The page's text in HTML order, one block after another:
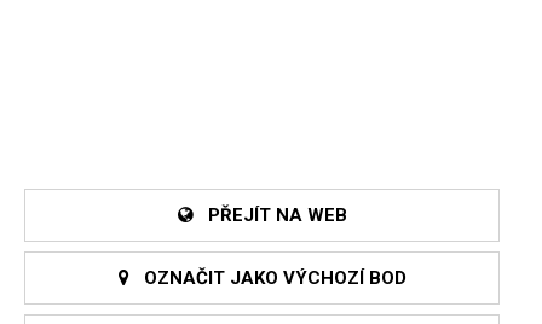
PŘEJÍT NA WEB
OZNAČIT JAKO VÝCHOZÍ BOD